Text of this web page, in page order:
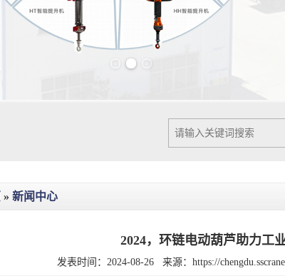
» 新闻中心
2024，环链电动葫芦助力工
发表时间：2024-08-26 来源： https://